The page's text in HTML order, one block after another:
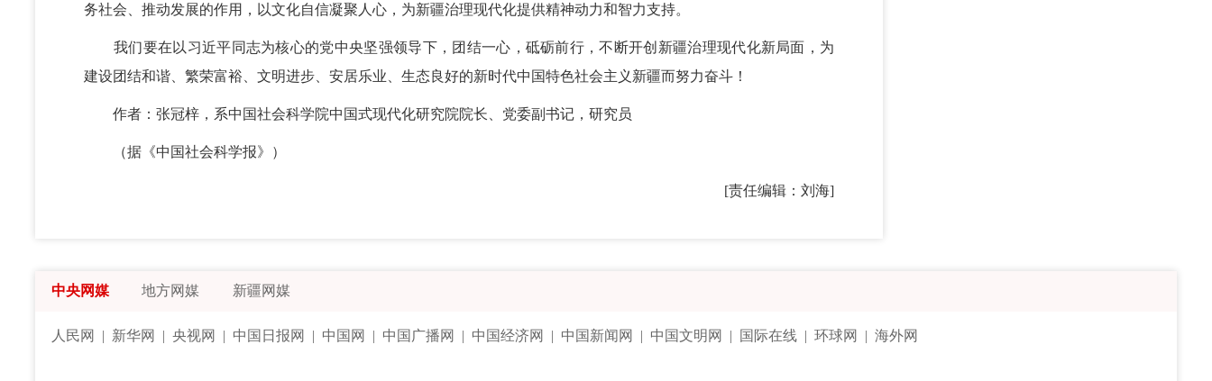
务社会、推动发展的作用，以文化自信凝聚人心，为新疆治理现代化提供精神动力和智力支持。
我们要在以习近平同志为核心的党中央坚强领导下，团结一心，砥砺前行，不断开创新疆治理现代化新局面，为
建设团结和谐、繁荣富裕、文明进步、安居乐业、生态良好的新时代中国特色社会主义新疆而努力奋斗！
作者：张冠梓，系中国社会科学院中国式现代化研究院院长、党委副书记，研究员
（据《中国社会科学报》）
[责任编辑：刘海]
中央网媒 地方网媒 新疆网媒
人民网 | 新华网 |央视网 | 中国日报网 | 中国网 | 中国广播网 | 中国经济网 | 中国新闻网 | 中国文明网 | 国际在线 |环球网 |海外网